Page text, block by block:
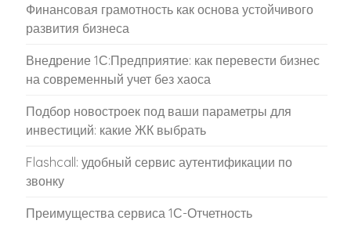
Финансовая грамотность как основа устойчивого
развития бизнеса
Внедрение 1С:Предприятие: как перевести бизнес
на современный учет без хаоса
Подбор новостроек под ваши параметры для
инвестиций: какие ЖК выбрать
Flashcall: удобный сервис аутентификации по
звонку
Преимущества сервиса 1С-Отчетность